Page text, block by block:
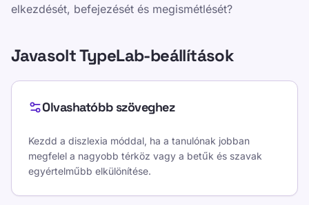
elkezdését, befejezését és megismétlését?
Javasolt TypeLab-beállítások
Olvashatóbb szöveghez
Kezdd a diszlexia móddal, ha a tanulónak jobban
megfelel a nagyobb térköz vagy a betűk és szavak
egyértelműbb elkülönítése.